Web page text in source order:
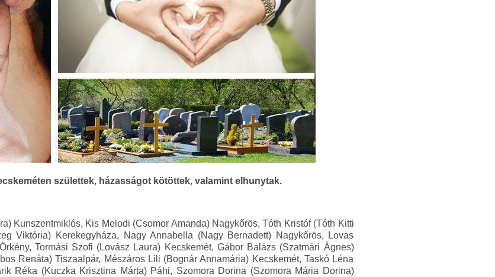
születtek, házasságot kötöttek, valamint elhunytak.
Kunszentmiklós, Kis Melodi (Csomor Amanda) Nagykőrös, Tóth Kristóf (Tóth Kitti
Viktória) Kerekegyháza, Nagy Annabella (Nagy Bernadett) Nagykőrös, Lovas
Tormási Szofi (Lovász Laura) Kecskemét, Gábor Balázs (Szatmári Ágnes)
Renáta) Tiszaalpár, Mészáros Lili (Bognár Annamária) Kecskemét, Taskó Léna
Réka (Kuczka Krisztina Márta) Páhi, Szomora Dorina (Szomora Mária Dorina)